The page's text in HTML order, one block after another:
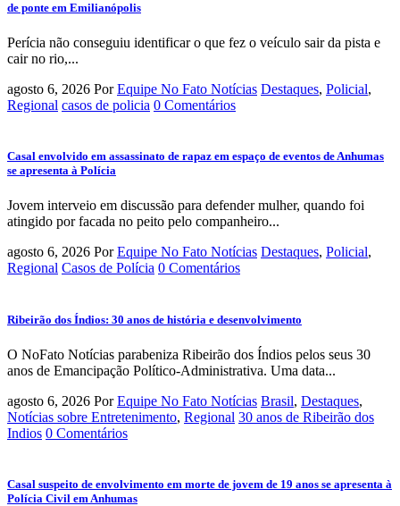
de ponte em Emilianópolis
Perícia não conseguiu identificar o que fez o veículo sair da pista e
cair no rio,...
agosto 6, 2026 Por Equipe No Fato Notícias Destaques, Policial,
Regional casos de policia 0 Comentários
Casal envolvido em assassinato de rapaz em espaço de eventos de Anhumas
se apresenta à Polícia
Jovem interveio em discussão para defender mulher, quando foi
atingido por facada no peito pelo companheiro...
agosto 6, 2026 Por Equipe No Fato Notícias Destaques, Policial,
Regional Casos de Polícia 0 Comentários
Ribeirão dos Índios: 30 anos de história e desenvolvimento
O NoFato Notícias parabeniza Ribeirão dos Índios pelos seus 30
anos de Emancipação Político-Administrativa. Uma data...
agosto 6, 2026 Por Equipe No Fato Notícias Brasil, Destaques,
Notícias sobre Entretenimento, Regional 30 anos de Ribeirão dos
Indios 0 Comentários
Casal suspeito de envolvimento em morte de jovem de 19 anos se apresenta à
Polícia Civil em Anhumas